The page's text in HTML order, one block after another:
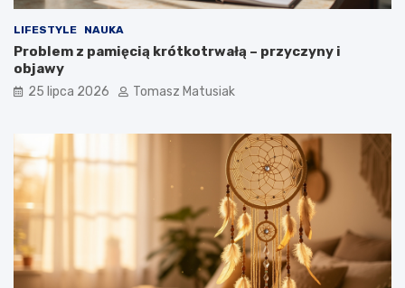
LIFESTYLE NAUKA
Problem z pamięcią krótkotrwałą – przyczyny i
objawy
25 lipca 2026 Tomasz Matusiak